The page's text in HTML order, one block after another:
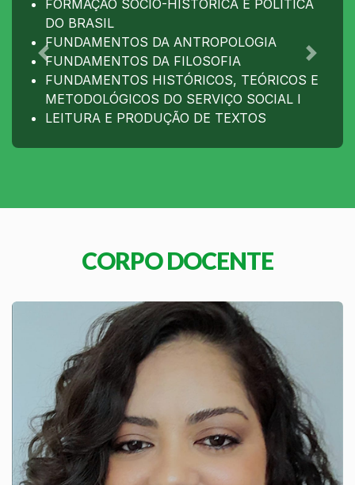
Anterior
FORMAÇÃO SÓCIO-HISTÓRICA E POLÍTICA
DO BRASIL
FUNDAMENTOS DA ANTROPOLOGIA
FUNDAMENTOS DA FILOSOFIA
FUNDAMENTOS HISTÓRICOS, TEÓRICOS E
METODOLÓGICOS DO SERVIÇO SOCIAL I
LEITURA E PRODUÇÃO DE TEXTOS
CORPO DOCENTE